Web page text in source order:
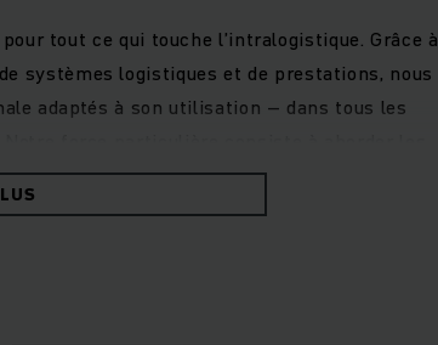
tout ce qui touche l’intralogistique. Grâce à
systèmes logistiques et de prestations, nous
adaptés à son utilisation – dans tous les
spécifiques à certaines branches. Car la
une solution individuelle.